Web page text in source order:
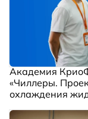
Академия
«Чиллеры.
охлаждения